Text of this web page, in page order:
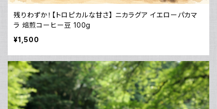
残りわずか！【トロピカルな甘さ】 ニカラグア イエローパカマ
ラ 焙煎コーヒー豆 100g
¥1,500